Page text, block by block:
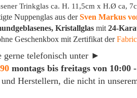
Trinkglas ca. H. 11,5cm x H.Ø ca,
Nuppenglas aus derSven Markus
Kristallglas mit 24-
Geschenkbox mit Zertifikat der
gerne telefonisch unter ►
montags bis freitags von 10:00
Herstellern, die nicht in